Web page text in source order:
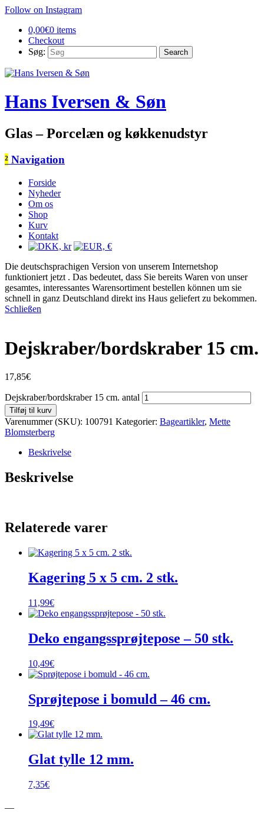
Follow on Instagram
0,00€0 items
Checkout
Søg:
Hans Iversen & Søn
Glas – Porcelæn og køkkenudstyr
² Navigation
Forside
Nyheder
Om os
Shop
Kurv
Kontakt
Die deutschsprachigen Version von unserem Internetshop
funktioniert jetzt . Das bedeutet, dass Sie bereits Waren von unser
gesamtes, interessantes Warensortiment bestellen können um sie
schnell in ganz Deutschland direkt ins Haus geliefert zu bekommen.
Schließen
Dejskraber/bordskraber 15 cm.
17,85€
Dejskraber/bordskraber 15 cm. antal
Tilføj til kurv
Varenummer (SKU): 100791 Kategorier: Bageartikler, Mette
Blomsterberg
Beskrivelse
Beskrivelse
Relaterede varer
Kagering 5 x 5 cm. 2 stk.
11,99€
Deko engangssprøjtepose – 50 stk.
10,49€
Sprøjtepose i bomuld – 46 cm.
19,49€
Glat tylle 12 mm.
7,35€